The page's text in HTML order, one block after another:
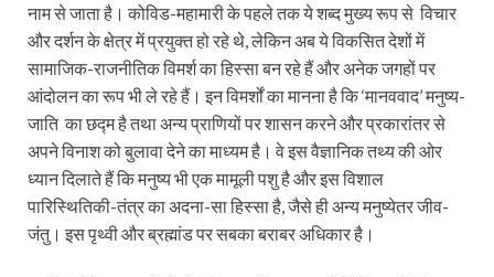
नाम से जाता है। कोविड-महामारी के पहले तक ये शब्द मुख्य रूप से विचार
और दर्शन के क्षेत्र में प्रयुक्त हो रहे थे, लेकिन अब ये विकसित देशों में
सामाजिक-राजनीतिक विमर्श का हिस्सा बन रहे हैं और अनेक जगहों पर
आंदोलन का रूप भी ले रहे हैं। इन विमर्शों का मानना है कि ‘मानववाद’ मनुष्य-
जाति का छद्म है तथा अन्य प्राणियों पर शासन करने और प्रकारांतर से
अपने विनाश को बुलावा देने का माध्यम है। वे इस वैज्ञानिक तथ्य की ओर
ध्यान दिलाते हैं कि मनुष्य भी एक मामूली पशु है और इस विशाल
पारिस्थितिकी-तंत्र का अदना-सा हिस्सा है, जैसे ही अन्य मनुष्येतर जीव-
जंतु। इस पृथ्वी और ब्रह्मांड पर सबका बराबर अधिकार है।